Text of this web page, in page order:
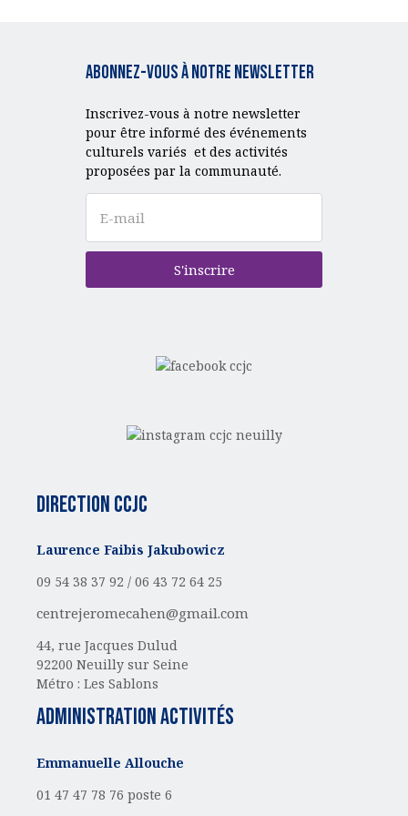
Abonnez-vous à notre Newsletter
Inscrivez-vous à notre newsletter
pour être informé des événements
culturels variés et des activités
proposées par la communauté.
S'inscrire
Direction CCJC
Laurence Faibis Jakubowicz
09 54 38 37 92 / 06 43 72 64 25
centrejeromecahen@gmail.com
44, rue Jacques Dulud
92200 Neuilly sur Seine
Métro : Les Sablons
administration activités
Emmanuelle Allouche
01 47 47 78 76 poste 6